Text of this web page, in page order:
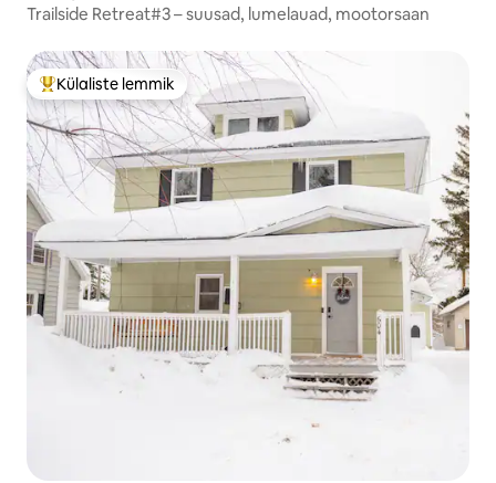
Trailside Retreat#3 – suusad, lumelauad, mootorsaan
Külaliste suur lemmik
Külaliste lemmik